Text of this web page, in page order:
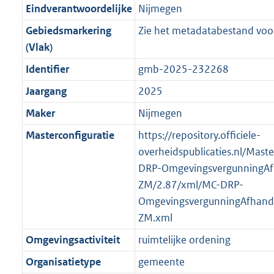
f
o
m
a
a
t
b
n
f
r
m
a
a
t
K
i
n
o
r
m
a
a
t
b
e
i
f
o
r
m
a
a
1
o
o
t
e
:
2
K
b
r
o
t
t
e
:
2
K
b
Eindverantwoordelijke Nijmegen
Gebiedsmarkering
(Vlak)
Zie het metadatabestand
Identifier
gmb-2025-232268
Jaargang
2025
Maker
Nijmegen
Masterconfiguratie
https://repository.officiele-
overheidspublicaties.nl/
DRP-
ZM/2.87/xml/MC-DRP-
ZM.xml
Omgevingsactiviteit
ruimtelijke ordening
Organisatietype
gemeente